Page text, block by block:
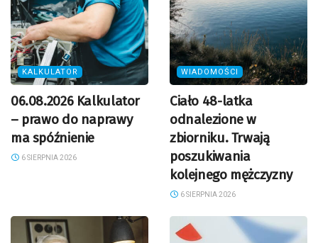
KALKULATOR
06.08.2026 Kalkulator
– prawo do naprawy
ma spóźnienie
6 SIERPNIA 2026
WIADOMOŚCI
Ciało 48-latka
odnalezione w
zbiorniku. Trwają
poszukiwania
kolejnego mężczyzny
6 SIERPNIA 2026